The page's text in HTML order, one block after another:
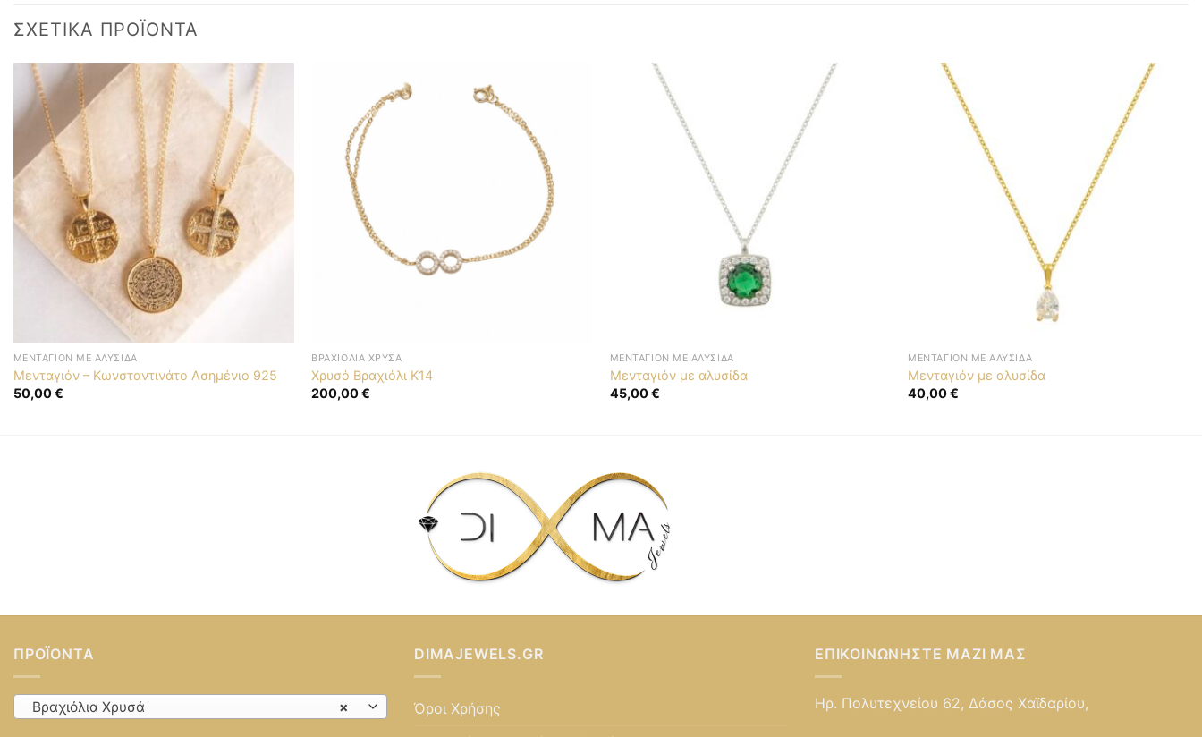
ΣΧΕΤΙΚΆ ΠΡΟΪΌΝΤΑ
ΜΕΝΤΑΓΙΌΝ ΜΕ ΑΛΥΣΊΔΑ
Μενταγιόν – Κωνσταντινάτο Ασημένιο 925
50,00€
ΒΡΑΧΙΌΛΙΑ ΧΡΥΣΆ
Χρυσό Βραχιόλι Κ14
200,00€
ΜΕΝΤΑΓΙΌΝ ΜΕ ΑΛΥΣΊΔΑ
Μενταγιόν με αλυσίδα
45,00€
ΜΕΝΤΑΓΙΌΝ ΜΕ ΑΛΥΣΊΔΑ
Μενταγιόν με αλυσίδα
40,00€
ΠΡΟΪΌΝΤΑ
×
Βραχιόλια Χρυσά
DIMAJEWELS.GR
Όροι Χρήσης
ΕΠΙΚΟΙΝΩΝΉΣΤΕ ΜΑΖΊ ΜΑΣ
Ηρ. Πολυτεχνείου 62, Δάσος Χαϊδαρίου,